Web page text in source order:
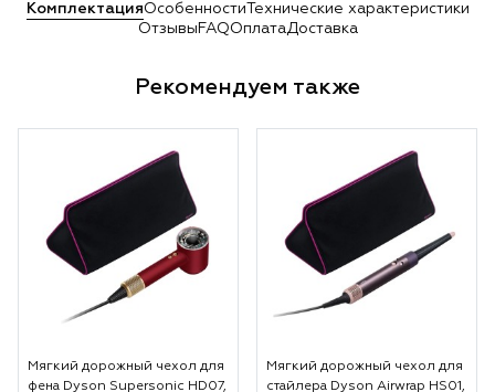
КомплектацияОсобенности Технические характеристики
Отзывы FAQОплатаДоставка
Рекомендуем также
Мягкий дорожный чехол для
фена Dyson Supersonic HD07,
Мягкий дорожный чехол для
стайлера Dyson Airwrap HS01,